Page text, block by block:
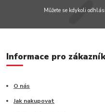
Můžete se kdykoli
Informace pro
O nás
Jak nakupovat